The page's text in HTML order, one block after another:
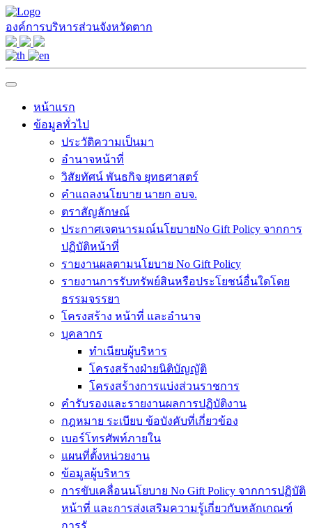
องค์การบริหารส่วนจังหวัดตาก
หน้าแรก
ข้อมูลทั่วไป
ประวัติความเป็นมา
อำนาจหน้าที่
วิสัยทัศน์ พันธกิจ ยุทธศาสตร์
คำแถลงนโยบาย นายก อบจ.
ตราสัญลักษณ์
ประกาศเจตนารมณ์นโยบายNo Gift Policy จากการ
ปฏิบัติหน้าที่
รายงานผลตามนโยบาย No Gift Policy
รายงานการรับทรัพย์สินหรือประโยชน์อื่นใดโดย
ธรรมจรรยา
โครงสร้าง หน้าที่ และอำนาจ
บุคลากร
ทำเนียบผู้บริหาร
โครงสร้างฝ่ายนิติบัญญัติ
โครงสร้างการแบ่งส่วนราชการ
คำรับรองและรายงานผลการปฏิบัติงาน
กฎหมาย ระเบียบ ข้อบังคับที่เกี่ยวข้อง
เบอร์โทรศัพท์ภายใน
แผนที่ตั้งหน่วยงาน
ข้อมูลผู้บริหาร
การขับเคลื่อนนโยบาย No Gift Policy จากการปฏิบัติ
หน้าที่ และการส่งเสริมความรู้เกี่ยวกับหลักเกณฑ์
การรั